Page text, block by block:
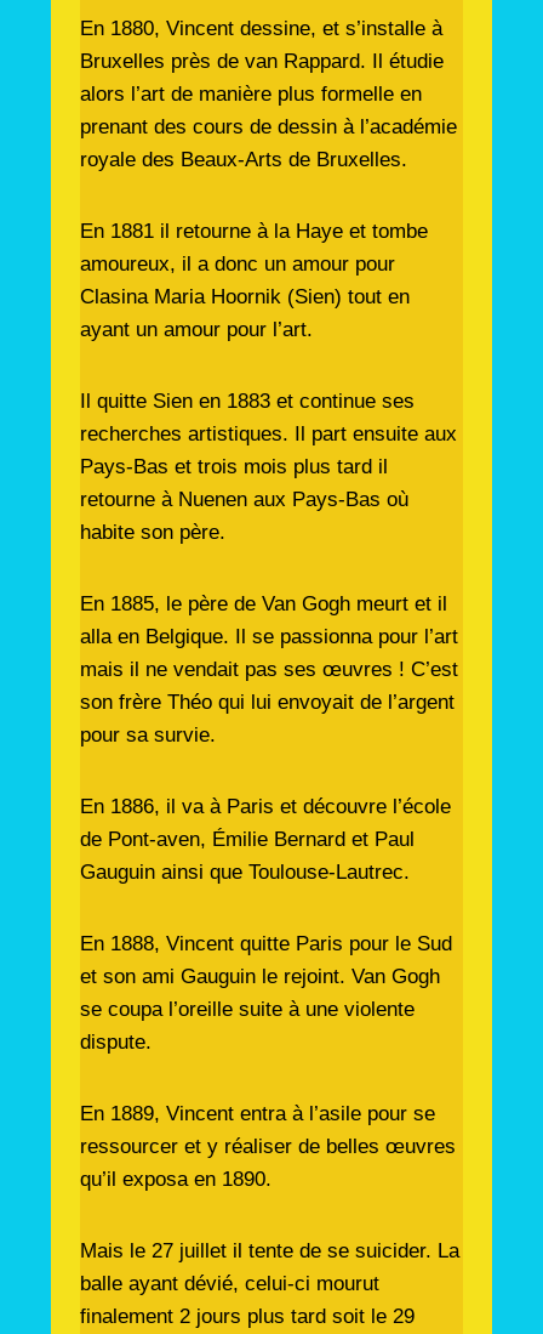
En 1880, Vincent dessine, et s’installe à
Bruxelles près de van Rappard. Il étudie
alors l’art de manière plus formelle en
prenant des cours de dessin à l’académie
royale des Beaux-Arts de Bruxelles.
En 1881 il retourne à la Haye et tombe
amoureux, il a donc un amour pour
Clasina Maria Hoornik (Sien) tout en
ayant un amour pour l’art.
Il quitte Sien en 1883 et continue ses
recherches artistiques. Il part ensuite aux
Pays-Bas et trois mois plus tard il
retourne à Nuenen aux Pays-Bas où
habite son père.
En 1885, le père de Van Gogh meurt et il
alla en Belgique. Il se passionna pour l’art
mais il ne vendait pas ses œuvres ! C’est
son frère Théo qui lui envoyait de l’argent
pour sa survie.
En 1886, il va à Paris et découvre l’école
de Pont-aven, Émilie Bernard et Paul
Gauguin ainsi que Toulouse-Lautrec.
En 1888, Vincent quitte Paris pour le Sud
et son ami Gauguin le rejoint. Van Gogh
se coupa l’oreille suite à une violente
dispute.
En 1889, Vincent entra à l’asile pour se
ressourcer et y réaliser de belles œuvres
qu’il exposa en 1890.
Mais le 27 juillet il tente de se suicider. La
balle ayant dévié, celui-ci mourut
finalement 2 jours plus tard soit le 29